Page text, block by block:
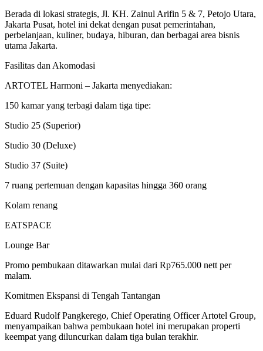
Berada di lokasi strategis, Jl. KH. Zainul Arifin 5 & 7, Petojo Utara,
Jakarta Pusat, hotel ini dekat dengan pusat pemerintahan,
perbelanjaan, kuliner, budaya, hiburan, dan berbagai area bisnis
utama Jakarta.
Fasilitas dan Akomodasi
ARTOTEL Harmoni – Jakarta menyediakan:
150 kamar yang terbagi dalam tiga tipe:
Studio 25 (Superior)
Studio 30 (Deluxe)
Studio 37 (Suite)
7 ruang pertemuan dengan kapasitas hingga 360 orang
Kolam renang
EATSPACE
Lounge Bar
Promo pembukaan ditawarkan mulai dari Rp765.000 nett per
malam.
Komitmen Ekspansi di Tengah Tantangan
Eduard Rudolf Pangkerego, Chief Operating Officer Artotel Group,
menyampaikan bahwa pembukaan hotel ini merupakan properti
keempat yang diluncurkan dalam tiga bulan terakhir.